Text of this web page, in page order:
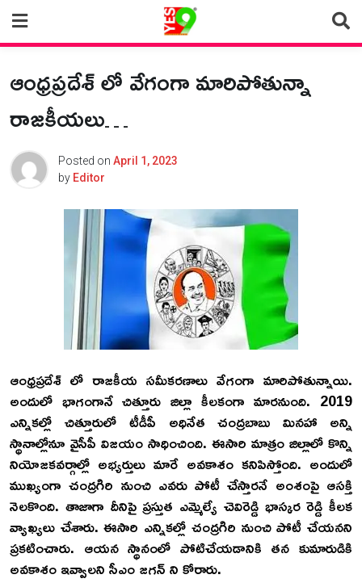
content
ఆంధ్రప్రదేశ్ లో వేగంగా మారిపోతున్నా
రాజకీయలు…
Posted on April 1, 2023
by Editor
ఆంధ్రప్రదేశ్ లో రాజకీయ సమీకరణాలు వేగంగా మారిపోతున్నాయి.
అందులో భాగంగానే చిత్తూరు జిల్లా కీలకంగా మారనుంది. 2019
ఎన్నికల్లో చిత్తూరులో టీడీపీ అధినేత చంద్రబాబు మినహా అన్ని
స్థానాల్లోనూ వైసీపీ విజయం సాధించింది. ఈసారి మాత్రం జిల్లాలో కొన్ని
నియోజకవర్గాల్లో అభ్యర్తులు మారే అవకాశం కనిపిస్తోంది. అందులో
ముఖ్యంగా చంద్రగిరి నుంచి ఎవరు పోటీ చేస్తారనే అంశంపై ఆసక్తి
నెలకొంది. తాజాగా దీనిపై ప్రస్తుత ఎమ్మెల్యే చెవిరెడ్డి భాస్కర రెడ్డి కీలక
వ్యాఖ్యలు చేశారు. ఈసారి ఎన్నికల్లో చంద్రగిరి నుంచి పోటీ చేయనని
ప్రకటించారు. ఆయన స్థానంలో పోటిచేయడానికి తన కుమారుడికి
అవకాశం ఇవ్వాలని సీఎం జగన్ ని కోరారు.